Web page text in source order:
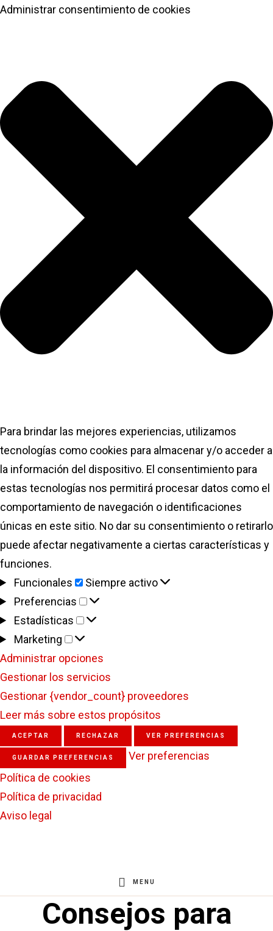
Administrar consentimiento de cookies
Para brindar las mejores experiencias, utilizamos
tecnologías como cookies para almacenar y/o acceder a
la información del dispositivo. El consentimiento para
estas tecnologías nos permitirá procesar datos como el
comportamiento de navegación o identificaciones
únicas en este sitio. No dar su consentimiento o retirarlo
puede afectar negativamente a ciertas características y
funciones.
Funcionales
Funcionales
Siempre activo
Preferencias
Preferencias
Estadísticas
Estadísticas
Marketing
Marketing
Administrar opciones
Gestionar los servicios
Gestionar {vendor_count} proveedores
Leer más sobre estos propósitos
ACEPTAR RECHAZAR VER PREFERENCIAS
GUARDAR PREFERENCIAS
Ver preferencias
Política de cookies
Política de privacidad
Aviso legal
MENU
Consejos para